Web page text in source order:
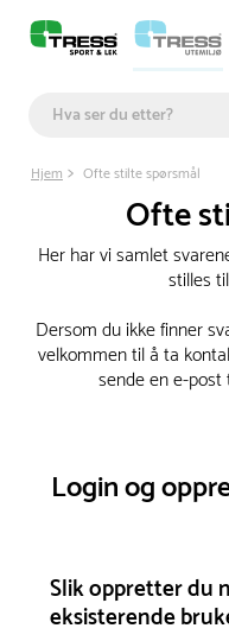
Hjem Ofte stilte spørsmål
Ofte
Her har vi samlet
stilles
Dersom du ikke finner
velkommen til å ta
sende en e-
Login og
Slik oppretter du
eksisterende